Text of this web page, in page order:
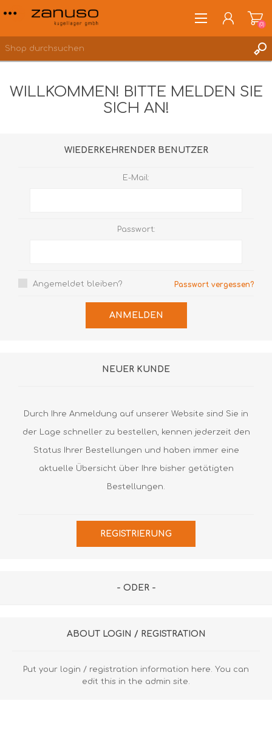
(0)
WILLKOMMEN! BITTE MELDEN SIE
SICH AN!
WIEDERKEHRENDER BENUTZER
E-Mail:
Passwort:
Angemeldet bleiben? Passwort vergessen?
ANMELDEN
NEUER KUNDE
Durch Ihre Anmeldung auf unserer Website sind Sie in
der Lage schneller zu bestellen, kennen jederzeit den
Status Ihrer Bestellungen und haben immer eine
aktuelle Übersicht über Ihre bisher getätigten
Bestellungen.
REGISTRIERUNG
- ODER -
ABOUT LOGIN / REGISTRATION
Put your login / registration information here. You can
edit this in the admin site.